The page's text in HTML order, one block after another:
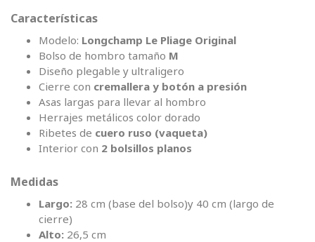
Características
Modelo: Longchamp Le Pliage Original
Bolso de hombro tamaño M
Diseño plegable y ultraligero
Cierre con cremallera y botón a presión
Asas largas para llevar al hombro
Herrajes metálicos color dorado
Ribetes de cuero ruso (vaqueta)
Interior con 2 bolsillos planos
Medidas
Largo: 28 cm (base del bolso)y 40 cm (largo de
cierre)
Alto: 26,5 cm